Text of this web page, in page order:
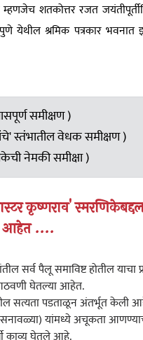
शतकोत्तर रजत
येथील श्रमिक पत्रकार भवनात
समीक्षण )
स्तंभातील वेधक समीक्षण )
नेमकी समीक्षा )
कृष्णराव'
आहेत ....
सर्व पैलू समाविष्ट होतील
घेतल्या आहेत.
सत्यता पडताळून अंतर्भूत केली
यांमध्ये अचूकता